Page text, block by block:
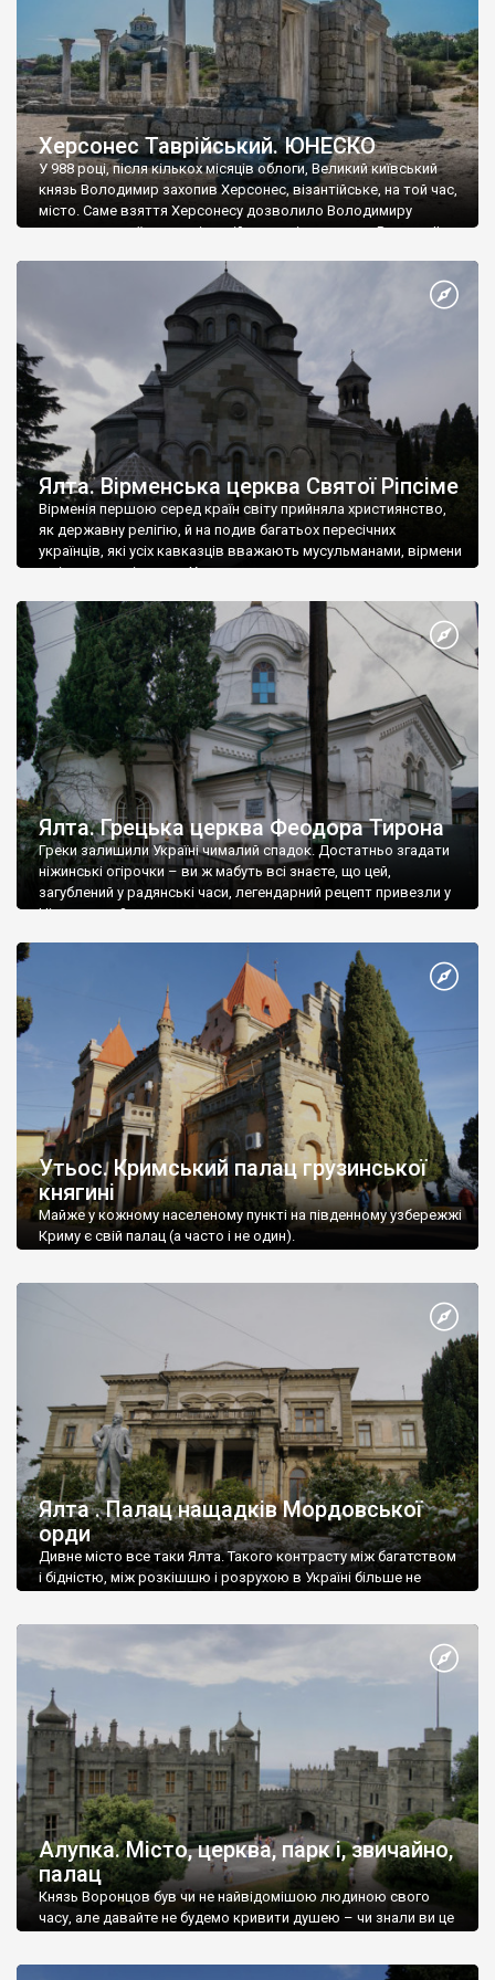
Херсонес Таврійський. ЮНЕСКО
У 988 році, після кількох місяців облоги, Великий київський
князь Володимир захопив Херсонес, візантійське, на той час,
місто. Саме взяття Херсонесу дозволило Володимиру
диктувати свої умови візантійському імператору Василю ІІ, та
Херсонесі Володимир-язичник, став Василем-християнином.
А потім було Хрещення Русі. На честь Херсонесу Таврійського
Ялта. Вірменська церква Святої Ріпсіме
Вірменія першою серед країн світу прийняла християнство,
як державну релігію, й на подив багатьох пересічних
українців, які усіх кавказців вважають мусульманами, вірмени
є відданими вірянами Христа
Ялта. Грецька церква Феодора Тирона
Греки залишили Україні чималий спадок. Достатньо згадати
ніжинські огірочки – ви ж мабуть всі знаєте, що цей,
загублений у радянські часи, легендарний рецепт привезли у
Ніжин греки?
Утьос. Кримський палац грузинської
княгині
Майже у кожному населеному пункті на південному узбережжі
Криму є свій палац (а часто і не один).
Ялта . Палац нащадків Мордовської
орди
Дивне місто все таки Ялта. Такого контрасту між багатством
і бідністю, між розкішшю і розрухою в Україні більше не
Алупка. Місто, церква, парк і, звичайно,
палац
Князь Воронцов був чи не найвідомішою людиною свого
часу, але давайте не будемо кривити душею – чи знали ви це